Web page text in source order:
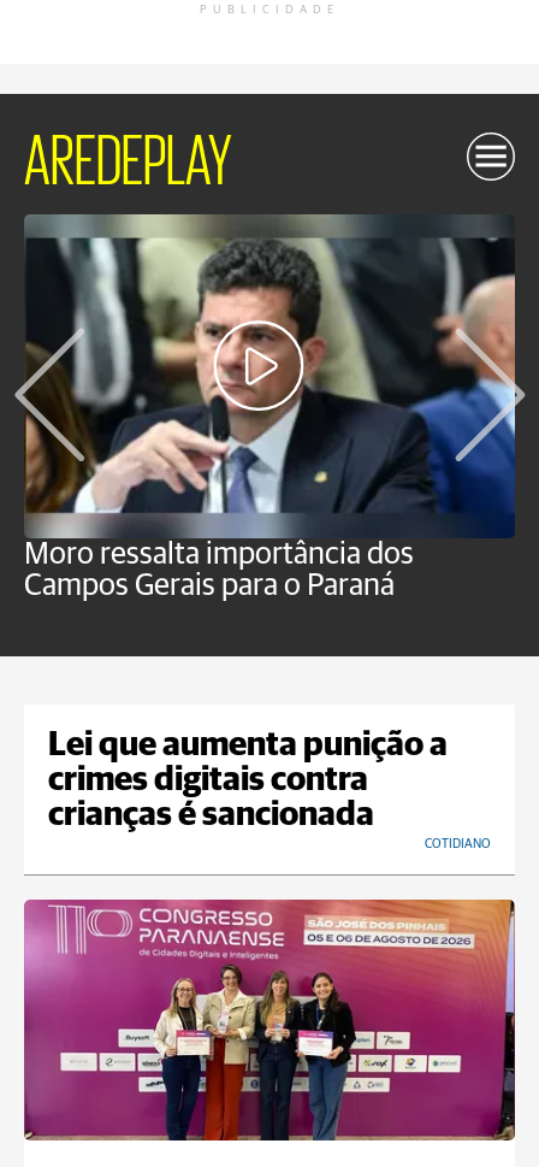
PUBLICIDADE
AREDEPLAY
Moro ressalta importância dos
Campos Gerais para o Paraná
Lei que aumenta punição a
crimes digitais contra
crianças é sancionada
COTIDIANO